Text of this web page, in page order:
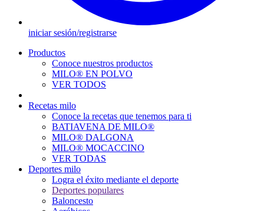
iniciar sesión/registrarse
navigation
Productos
Conoce nuestros productos
MILO® EN POLVO
VER TODOS
Recetas milo
Conoce la recetas que tenemos para ti
BATIAVENA DE MILO®
MILO® DALGONA
MILO® MOCACCINO
VER TODAS
Deportes milo
Logra el éxito mediante el deporte
Deportes populares
Baloncesto